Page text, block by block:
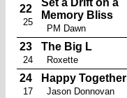
22
25
Set a Drift on a
Memory Bliss
PM Dawn
23
24
The Big L
Roxette
24
17
Happy Together
Jason Donnovan